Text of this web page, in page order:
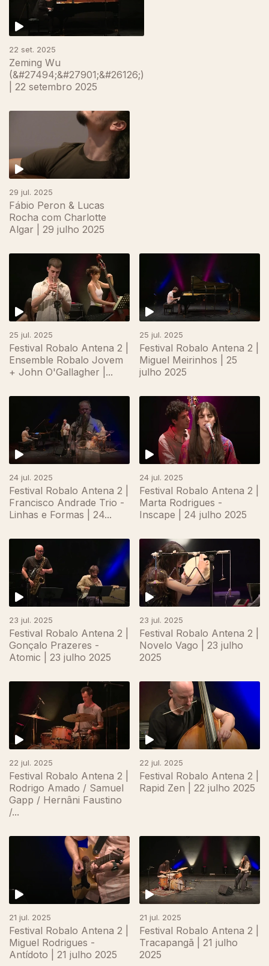
22 set. 2025
Zeming Wu
(&#27494;&#27901;&#26126;)
| 22 setembro 2025
29 jul. 2025
Fábio Peron & Lucas
Rocha com Charlotte
Algar | 29 julho 2025
25 jul. 2025
Festival Robalo Antena 2 |
Ensemble Robalo Jovem
+ John O'Gallagher |...
25 jul. 2025
Festival Robalo Antena 2 |
Miguel Meirinhos | 25
julho 2025
24 jul. 2025
Festival Robalo Antena 2 |
Francisco Andrade Trio -
Linhas e Formas | 24...
24 jul. 2025
Festival Robalo Antena 2 |
Marta Rodrigues -
Inscape | 24 julho 2025
23 jul. 2025
Festival Robalo Antena 2 |
Gonçalo Prazeres -
Atomic | 23 julho 2025
23 jul. 2025
Festival Robalo Antena 2 |
Novelo Vago | 23 julho
2025
22 jul. 2025
Festival Robalo Antena 2 |
Rodrigo Amado / Samuel
Gapp / Hernâni Faustino
/...
22 jul. 2025
Festival Robalo Antena 2 |
Rapid Zen | 22 julho 2025
21 jul. 2025
Festival Robalo Antena 2 |
Miguel Rodrigues -
Antídoto | 21 julho 2025
21 jul. 2025
Festival Robalo Antena 2 |
Tracapangã | 21 julho
2025